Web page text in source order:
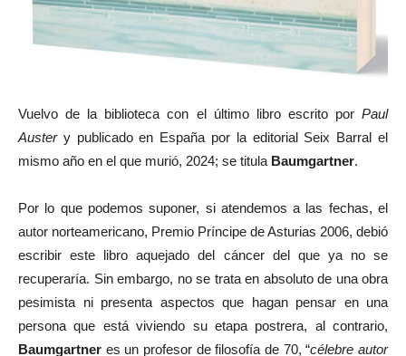
Vuelvo de la biblioteca con el último libro escrito por Paul
Austery publicado en España por la editorial Seix Barral el
mismo año en el que murió, 2024; se titula Baumgartner.
Por lo que podemos suponer, si atendemos a las fechas, el
autor norteamericano, Premio Príncipe de Asturias 2006, debió
escribir este libro aquejado del cáncer del que ya no se
recuperaría. Sin embargo, no se trata en absoluto de una obra
pesimista ni presenta aspectos que hagan pensar en una
persona que está viviendo su etapa postrera, al contrario,
Baumgartner es un profesor de filosofía de 70, “célebre autor